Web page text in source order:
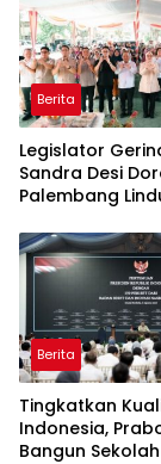
Berita
Legislator
Sandra Desi
Palembang
Berita
Tingkatkan
Indonesia,
Bangun